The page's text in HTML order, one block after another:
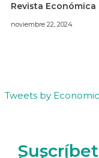
Revista Económica
noviembre 22, 2024
Tweets by